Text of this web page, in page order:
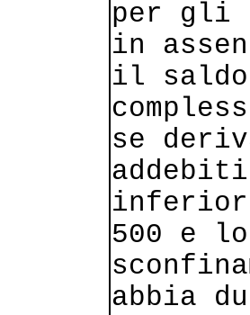
per gli
in
il saldo
se
500 e lo
abbia